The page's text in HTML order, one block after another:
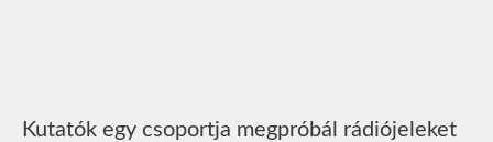
Kutatók egy csoportja megpróbál rádiójeleket